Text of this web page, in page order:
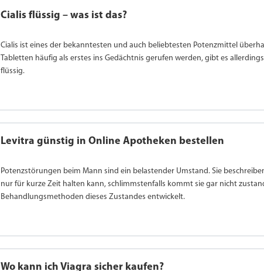
Cialis flüssig – was ist das?
Cialis ist eines der bekanntesten und auch beliebtesten Potenzmittel
Tabletten häufig als erstes ins Gedächtnis gerufen werden, gibt es
flüssig.
Levitra günstig in Online Apotheken bestellen
Potenzstörungen beim Mann sind ein belastender Umstand. Sie
nur für kurze Zeit halten kann, schlimmstenfalls kommt sie gar nicht
Behandlungsmethoden dieses Zustandes entwickelt.
Wo kann ich Viagra sicher kaufen?